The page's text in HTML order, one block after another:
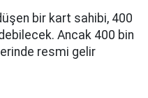
bir kart sahibi, 400
Ancak 400 bin
resmi gelir